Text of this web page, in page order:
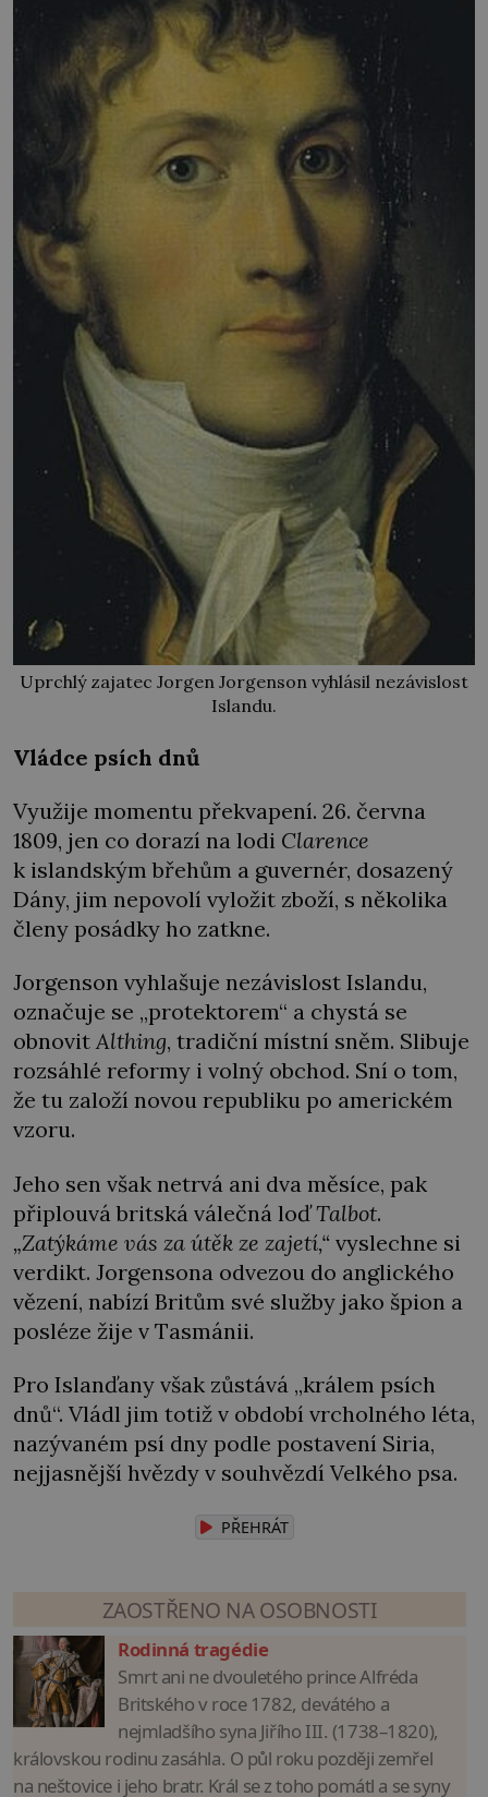
Uprchlý zajatec Jorgen Jorgenson vyhlásil nezávislost
Islandu.
Vládce psích dnů
Využije momentu překvapení. 26. června
1809, jen co dorazí na lodi Clarence
k islandským břehům a guvernér, dosazený
Dány, jim nepovolí vyložit zboží, s několika
členy posádky ho zatkne.
Jorgenson vyhlašuje nezávislost Islandu,
označuje se „protektorem“ a chystá se
obnovit Althing, tradiční místní sněm. Slibuje
rozsáhlé reformy i volný obchod. Sní o tom,
že tu založí novou republiku po americkém
vzoru.
Jeho sen však netrvá ani dva měsíce, pak
připlouvá britská válečná loďTalbot.
„Zatýkáme vás za útěk ze zajetí,“ vyslechne si
verdikt. Jorgensona odvezou do anglického
vězení, nabízí Britům své služby jako špion a
posléze žije v Tasmánii.
Pro Islanďany však zůstává „králem psích
dnů“. Vládl jim totiž v období vrcholného léta,
nazývaném psí dny podle postavení Siria,
nejjasnější hvězdy v souhvězdí Velkého psa.
PŘEHRÁT
ZAOSTŘENO NA OSOBNOSTI
Rodinná tragédie
Smrt ani ne dvouletého prince Alfréda
Britského v roce 1782, devátého a
nejmladšího syna Jiřího III. (1738–1820),
královskou rodinu zasáhla. O půl roku později zemřel
na neštovice i jeho bratr. Král se z toho pomátl a se syny